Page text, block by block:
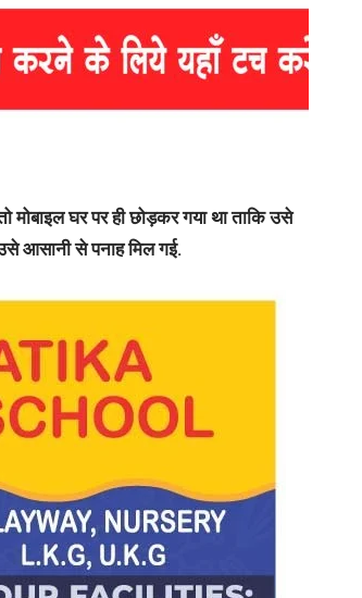
मोबाइल घर पर ही छोड़कर गया था ताकि उसे
आसानी से पनाह मिल गई.